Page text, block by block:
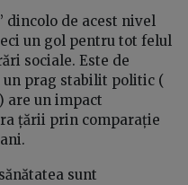
dincolo de acest nivel
un gol pentru tot felul
sociale. Este de
un prag stabilit politic (
are un impact
țării prin comparație
sunt